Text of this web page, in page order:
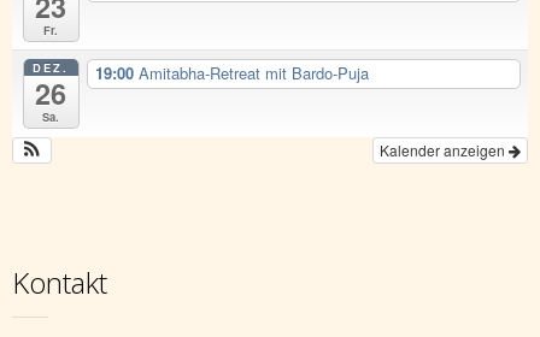
Fr.
DEZ.
26
Sa.
19:00 Amitabha-Retreat mit Bardo-Puja
Kalender anzeigen
Kontakt